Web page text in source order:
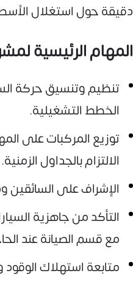
دقيقة حول استغلال
المهام الرئيسية
تنظيم وتنسيق حركة
الخطط التشغيلية.
توزيع المركبات على
الالتزام بالجداول الزمنية.
الإشراف على السائقين
التأكد من جاهزية
مع قسم الصيانة عند
متابعة استهلاك